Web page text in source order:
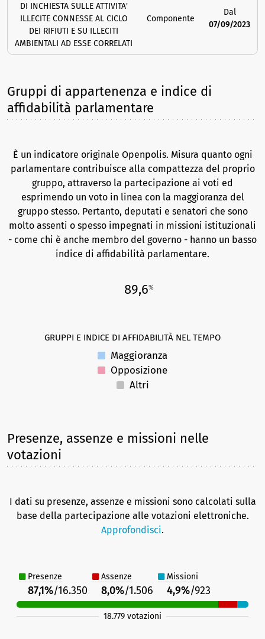
DI INCHIESTA SULLE ATTIVITA'
ILLECITE CONNESSE AL CICLO
DEI RIFIUTI E SU ILLECITI
AMBIENTALI AD ESSE CORRELATI
Componente
Dal
07/09/2023
Gruppi di appartenenza e indice di
affidabilità parlamentare
È un indicatore originale Openpolis. Misura quanto ogni
parlamentare contribuisce alla compattezza del proprio
gruppo, attraverso la partecipazione ai voti ed
esprimendo un voto in linea con la maggioranza del
gruppo stesso. Pertanto, deputati e senatori che sono
molto assenti o spesso impegnati in missioni istituzionali
- come chi è anche membro del governo - hanno un basso
indice di affidabilità parlamentare.
89,6%
GRUPPI E INDICE DI AFFIDABILITÀ NEL TEMPO
Maggioranza
Opposizione
Altri
Presenze, assenze e missioni nelle
votazioni
I dati su presenze, assenze e missioni sono calcolati sulla
base della partecipazione alle votazioni elettroniche.
Approfondisci.
Presenze Assenze Missioni
87,1%/16.350 8,0%/1.506 4,9%/923
18.779 votazioni